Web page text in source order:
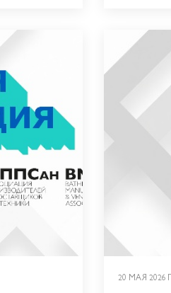
20 МАЯ 2026